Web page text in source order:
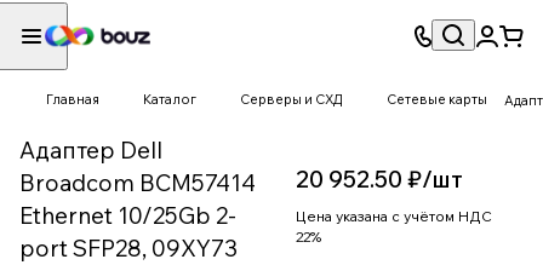
Главная Каталог Серверы и СХД Сетевые карты
Адаптер Dell
Broadcom BCM57414
Ethernet 10/25Gb 2-
port SFP28, 09XY73
20 952.50 ₽/шт
Цена указана с учётом НДС
22%